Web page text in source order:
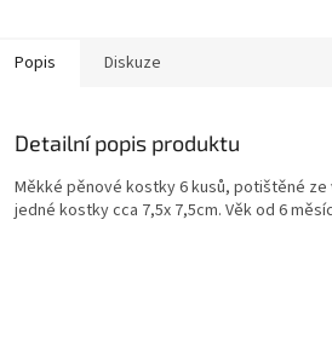
Popis Diskuze
Detailní popis produktu
Měkké pěnové kostky 6 kusů, potištěné
jedné kostky cca 7,5x 7,5cm. Věk od 6